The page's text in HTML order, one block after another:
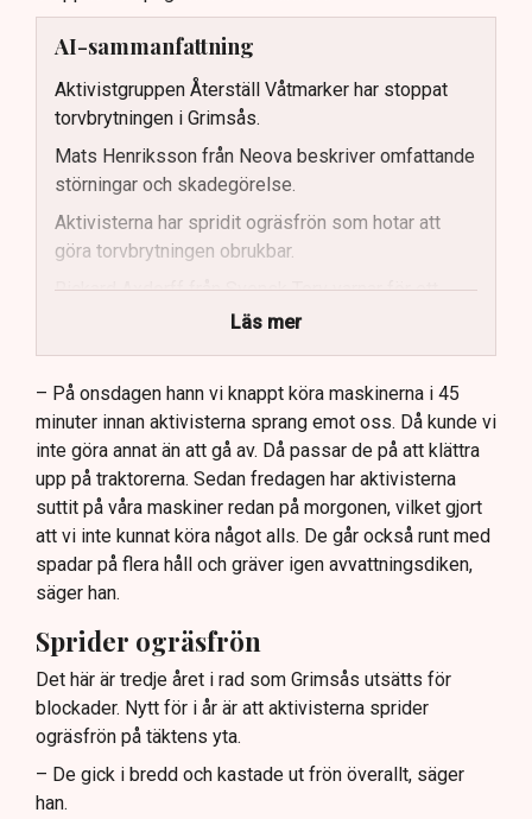
AI-sammanfattning
Aktivistgruppen Återställ Våtmarker har stoppat
torvbrytningen i Grimsås.
Mats Henriksson från Neova beskriver omfattande
störningar och skadegörelse.
Aktivisterna har spridit ogräsfrön som hotar att
göra torvbrytningen obrukbar.
Rickard Axdorff från Svensk Torv varnar för ett
stort ekonomiskt sabotage.
Dialogpolisen på plats står maktlös inför
aktivisternas handlingar.
Frågor kvarstår om finansiering av illegal aktivism.
Läs mer
– På onsdagen hann vi knappt köra maskinerna i 45
minuter innan aktivisterna sprang emot oss. Då kunde vi
inte göra annat än att gå av. Då passar de på att klättra
upp på traktorerna. Sedan fredagen har aktivisterna
suttit på våra maskiner redan på morgonen, vilket gjort
att vi inte kunnat köra något alls. De går också runt med
spadar på flera håll och gräver igen avvattningsdiken,
säger han.
Sprider ogräsfrön
Det här är tredje året i rad som Grimsås utsätts för
blockader. Nytt för i år är att aktivisterna sprider
ogräsfrön på täktens yta.
– De gick i bredd och kastade ut frön överallt, säger
han.